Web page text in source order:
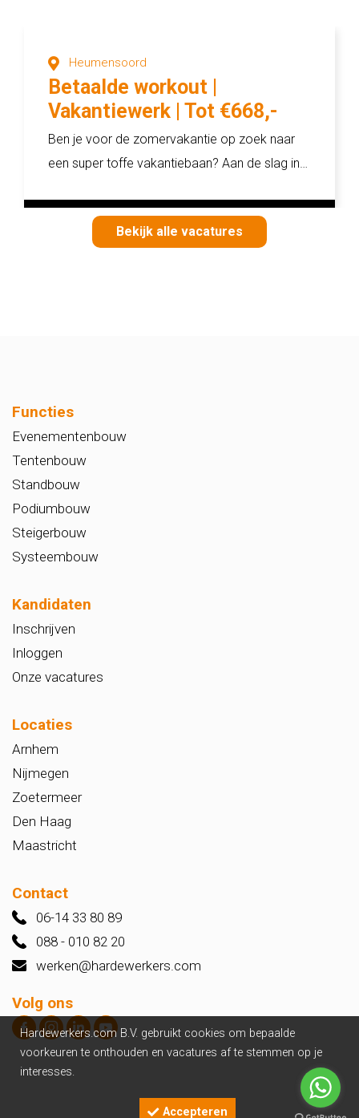
Heumensoord
Betaalde workout |
Vakantiewerk | Tot €668,-
netto per week
Ben je voor de zomervakantie op zoek naar
een super toffe vakantiebaan? Aan de slag in
Bekijk alle vacatures
Functies
Evenementenbouw
Tentenbouw
Standbouw
Podiumbouw
Steigerbouw
Systeembouw
Kandidaten
Inschrijven
Inloggen
Onze vacatures
Locaties
Arnhem
Nijmegen
Zoetermeer
Den Haag
Maastricht
Contact
06-14 33 80 89
088 - 010 82 20
werken@hardewerkers.com
Volg ons
Hardewerkers.com B.V. gebruikt cookies om bepaalde
voorkeuren te onthouden en vacatures af te stemmen op je
interesses.
Accepteren